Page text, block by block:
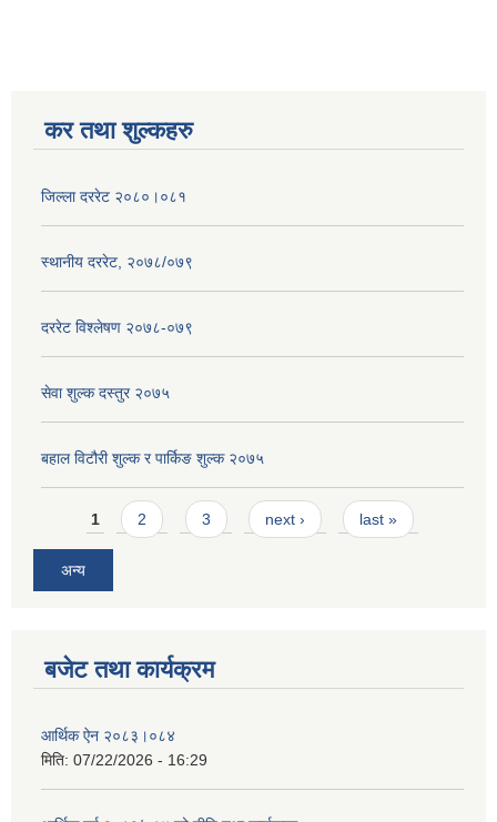
कर तथा शुल्कहरु
जिल्ला दररेट २०८०।०८१
स्थानीय दररेट, २०७८/०७९
दररेट विश्लेषण २०७८-०७९
सेवा शुल्क दस्तुर २०७५
बहाल विटौरी शुल्क र पार्किङ शुल्क २०७५
Pages
1 2 3 next › last »
अन्य
बजेट तथा कार्यक्रम
आर्थिक ऐन २०८३।०८४
मिति: 07/22/2026 - 16:29